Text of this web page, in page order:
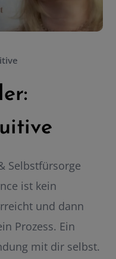
Selbstfürsorge
ist kein
und dann
Prozess. Ein
mit dir selbst.